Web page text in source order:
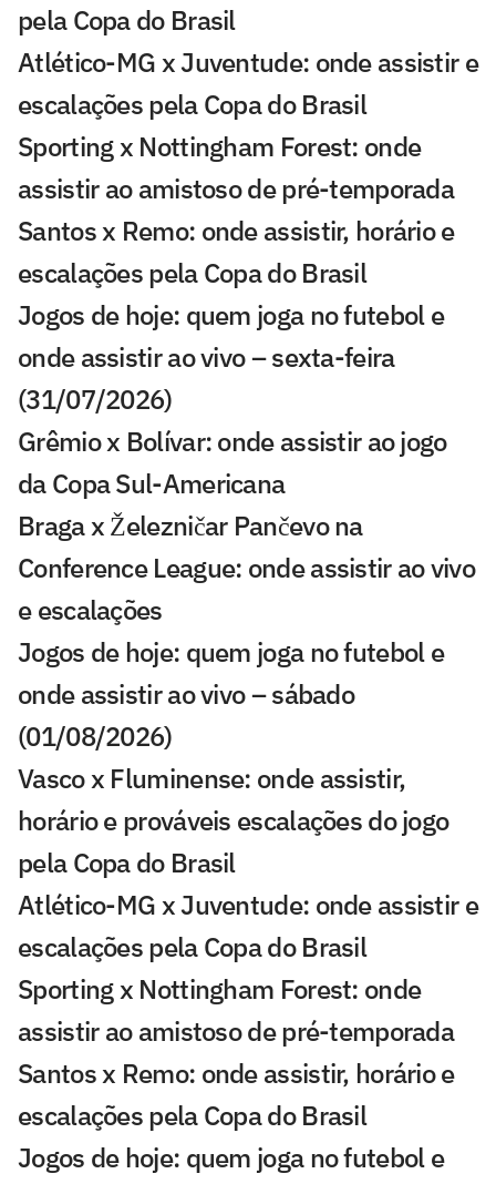
pela Copa do Brasil
Atlético-MG x Juventude: onde assistir e
escalações pela Copa do Brasil
Sporting x Nottingham Forest: onde
assistir ao amistoso de pré-temporada
Santos x Remo: onde assistir, horário e
escalações pela Copa do Brasil
Jogos de hoje: quem joga no futebol e
onde assistir ao vivo – sexta-feira
(31/07/2026)
Grêmio x Bolívar: onde assistir ao jogo
da Copa Sul-Americana
Braga x Železničar Pančevo na
Conference League: onde assistir ao vivo
e escalações
Jogos de hoje: quem joga no futebol e
onde assistir ao vivo – sábado
(01/08/2026)
Vasco x Fluminense: onde assistir,
horário e prováveis escalações do jogo
pela Copa do Brasil
Atlético-MG x Juventude: onde assistir e
escalações pela Copa do Brasil
Sporting x Nottingham Forest: onde
assistir ao amistoso de pré-temporada
Santos x Remo: onde assistir, horário e
escalações pela Copa do Brasil
Jogos de hoje: quem joga no futebol e